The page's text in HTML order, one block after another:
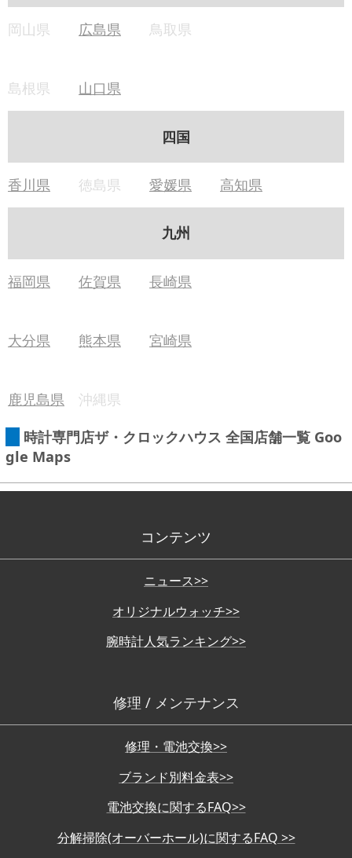
岡山県 広島県 鳥取県
島根県 山口県
四国
香川県 徳島県 愛媛県 高知県
九州
福岡県 佐賀県 長崎県
大分県 熊本県 宮崎県
鹿児島県
沖縄県
時計専門店ザ・クロックハウス 全国店舗一覧 Goo
gle Maps
コンテンツ
ニュース>>
オリジナルウォッチ>>
腕時計人気ランキング>>
修理 / メンテナンス
修理・電池交換>>
ブランド別料金表>>
電池交換に関するFAQ>>
分解掃除(オーバーホール)に関するFAQ >>